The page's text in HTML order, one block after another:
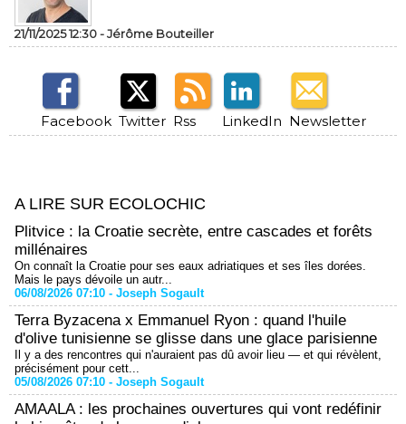
21/11/2025 12:30 -Jérôme Bouteiller
Facebook Twitter Rss LinkedIn Newsletter
A LIRE SUR ECOLOCHIC
Plitvice : la Croatie secrète, entre cascades et forêts
millénaires
On connaît la Croatie pour ses eaux adriatiques et ses îles dorées.
Mais le pays dévoile un autr...
06/08/2026 07:10 - Joseph Sogault
Terra Byzacena x Emmanuel Ryon : quand l'huile
d'olive tunisienne se glisse dans une glace parisienne
Il y a des rencontres qui n'auraient pas dû avoir lieu — et qui révèlent,
précisément pour cett...
05/08/2026 07:10 - Joseph Sogault
AMAALA : les prochaines ouvertures qui vont redéfinir